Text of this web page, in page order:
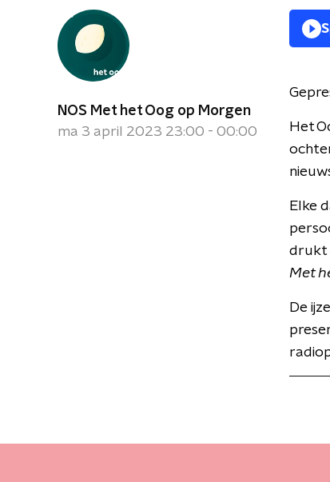
NOS Met het Oog op Morgen
ma 3 april 2023 23:00 - 00:00
Het
Elke
drukt
Met
De